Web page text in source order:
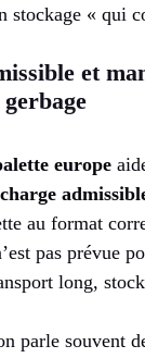
stockage « qui
et
europe
charge
au format
pas prévue
long,
parle souvent